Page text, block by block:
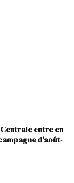
entre en
d’août-